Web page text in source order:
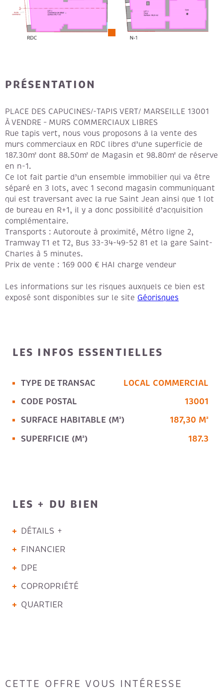
PRÉSENTATION
PLACE DES CAPUCINES/-TAPIS VERT/ MARSEILLE 13001
À VENDRE – MURS COMMERCIAUX LIBRES
Rue tapis vert, nous vous proposons à la vente des
murs commerciaux en RDC libres d’une superficie de
187.30m² dont 88.50m² de Magasin et 98.80m² de réserve
en n-1.
Ce lot fait partie d’un ensemble immobilier qui va être
séparé en 3 lots, avec 1 second magasin communiquant
qui est traversant avec la rue Saint Jean ainsi que 1 lot
de bureau en R+1, il y a donc possibilité d’acquisition
complémentaire.
Transports : Autoroute à proximité, Métro ligne 2,
Tramway T1 et T2, Bus 33-34-49-52 81 et la gare Saint-
Charles à 5 minutes.
Prix de vente : 169 000 € HAI charge vendeur
Les informations sur les risques auxquels ce bien est
exposé sont disponibles sur le site Géorisques
LES INFOS ESSENTIELLES
Caractérisque Valeurs
TYPE DE TRANSAC
LOCAL COMMERCIAL
CODE POSTAL
13001
SURFACE HABITABLE (M²)
187,30 M²
SUPERFICIE (M²)
187.3
LES + DU BIEN
DÉTAILS +
FINANCIER
DPE
COPROPRIÉTÉ
QUARTIER
CETTE OFFRE VOUS INTÉRESSE